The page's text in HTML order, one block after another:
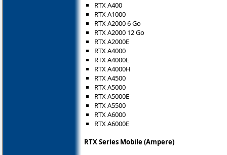
RTX A400
RTX A1000
RTX A2000 6 Go
RTX A2000 12 Go
RTX A2000E
RTX A4000
RTX A4000E
RTX A4000H
RTX A4500
RTX A5000
RTX A5000E
RTX A5500
RTX A6000
RTX A6000E
RTX Series Mobile (Ampere)